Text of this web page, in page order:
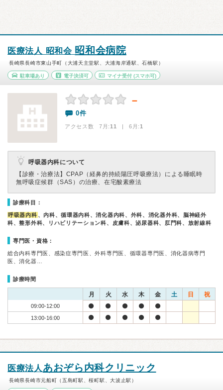
医療法人 昭和会 昭和会病院
長崎県長崎市東山手町（大浦天主堂駅、大浦海岸通駅、石橋駅）
駐車場あり 電子決済可 マイナ受付 (スマホ可)
－
0件
アクセス数 7月:11 | 6月:1
呼吸器内科について
【診療・治療法】 CPAP（経鼻的持続陽圧呼吸療法）による睡眠時
無呼吸症候群（SAS）の治療、在宅酸素療法
診療科目：
呼吸器内科 、内科、循環器内科、消化器内科、外科、消化器外科、脳神経外
科、整形外科、リハビリテーション科、皮膚科、泌尿器科、肛門科、放射線科
専門医・資格：
総合内科専門医、感染症専門医、外科専門医、循環器専門医、消化器病専門
医、消化器…
診療時間
月 火 水 木 金 土 日 祝
09:00-12:00
13:00-16:00
医療法人あおぞら内科クリニック
長崎県長崎市元船町（五島町駅、桜町駅、大波止駅）